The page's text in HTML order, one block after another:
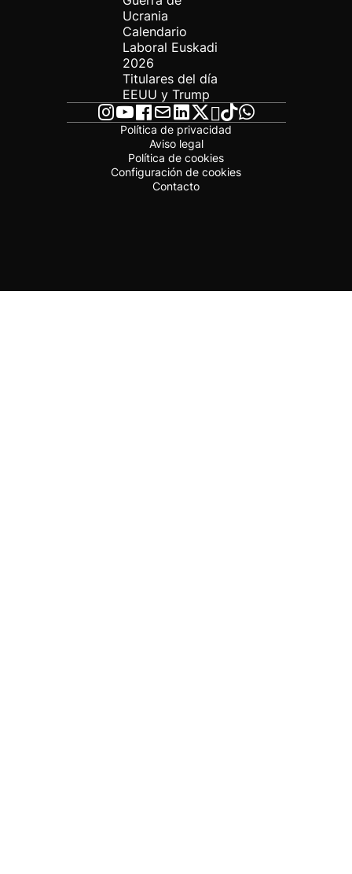
Ucrania
Calendario
Laboral Euskadi
2026
Titulares del día
EEUU y Trump
Política de privacidad
Aviso legal
Política de cookies
Configuración de cookies
Contacto